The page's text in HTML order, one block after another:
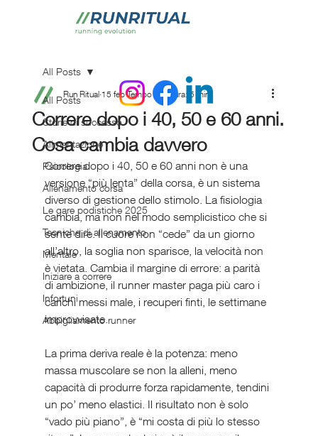
All Posts
Storie di successo
Alimentazione
Psicologia
Allenamento corsa
Le gare podistiche 2025
Tecniche di allenamento
Mentale
Iniziare a correre
Infortuni
Abbigliamento runner
All Posts
Correre dopo i 40, 50 e 60 anni.
Cosa cambia davvero
Run Ritual 15 feb Tempo di lettura: 5 min
Correre dopo i 40, 50 e 60 anni non è una
versione “più lenta” della corsa, è un sistema
diverso di gestione dello stimolo. La fisiologia
cambia, ma non nel modo semplicistico che si
sente dire. Il cuore non “cede” da un giorno
all’altro, la soglia non sparisce, la velocità non
è vietata. Cambia il margine di errore: a parità
di ambizione, il runner master paga più caro i
carichi messi male, i recuperi finti, le settimane
improvvisate.
La prima deriva reale è la potenza: meno
massa muscolare se non la alleni, meno
capacità di produrre forza rapidamente, tendini
un po’ meno elastici. Il risultato non è solo
“vado più piano”, è “mi costa di più lo stesso